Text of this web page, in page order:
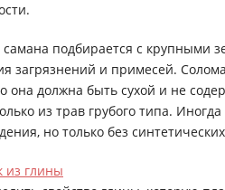
самана подбирается с крупными
загрязнений и примесей.
она должна быть сухой и не
из трав грубого типа.
но только без